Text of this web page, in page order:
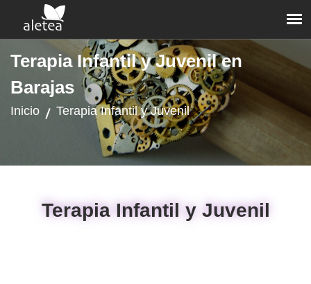
Terapia Infantil y Juvenil en
Barajas
Inicio Terapia Infantil y Juvenil
Terapia Infantil y Juvenil